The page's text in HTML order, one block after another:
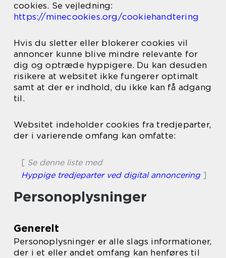
cookies. Se vejledning:
https://minecookies.org/cookiehandtering
Hvis du sletter eller blokerer cookies vil
annoncer kunne blive mindre relevante for
dig og optræde hyppigere. Du kan desuden
risikere at websitet ikke fungerer optimalt
samt at der er indhold, du ikke kan få adgang
til.
Websitet indeholder cookies fra tredjeparter,
der i varierende omfang kan omfatte:
[ Se denne liste med
Hyppige tredjeparter ved digital annoncering]
Personoplysninger
Generelt
Personoplysninger er alle slags informationer,
der i et eller andet omfang kan henføres til